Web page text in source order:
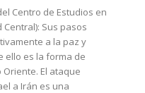
Centro de Estudios en
Sus pasos
a la paz y
ello es la forma de
El ataque
a Irán es una